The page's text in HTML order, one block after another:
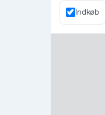
Indkøb